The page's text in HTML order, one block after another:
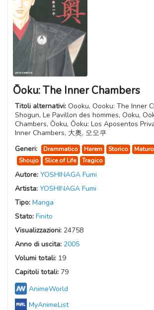
Ōoku: The Inner Chambers
Titoli alternativi: Oooku, Oooku: The Inner
Shogun, Le Pavillon des hommes, Ooku,
Chambers, Ōoku, Ōoku: Los Aposentos
Inner Chambers, 大奥, 오오쿠
Generi:
Drammatico Harem Storico Maturo
Shoujo
Slice of Life Tragico
Autore: YOSHINAGA Fumi
Artista: YOSHINAGA Fumi
Tipo: Manga
Stato: Finito
Visualizzazioni: 24758
Anno di uscita: 2005
Volumi totali: 19
Capitoli totali: 79
AnimeWorld
MyAnimeList